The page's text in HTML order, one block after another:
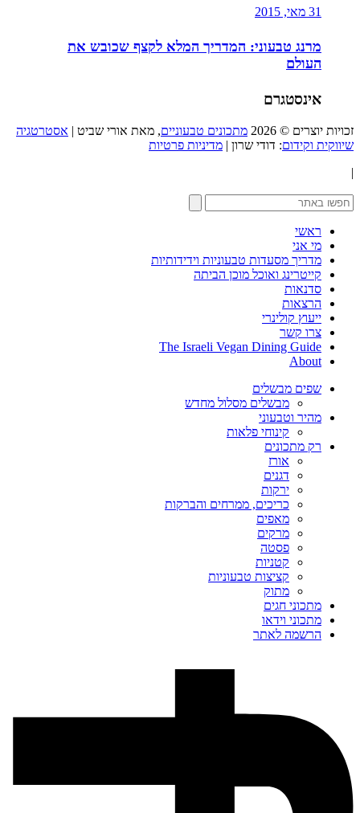
31 מאי, 2015
מרנג טבעוני: המדריך המלא לקצף שכובש את
העולם
אינסטגרם
זכויות יוצרים © 2026 מתכונים טבעוניים, מאת אורי שביט | אסטרטגיה
שיווקית וקידום: דודי שרון | מדיניות פרטיות
|
ראשי
מי אני
מדריך מסעדות טבעוניות וידידותיות
קייטרינג ואוכל מוכן הביתה
סדנאות
הרצאות
ייעוץ קולינרי
צרו קשר
The Israeli Vegan Dining Guide
About
שפים מבשלים
מבשלים מסלול מחדש
מהיר וטבעוני
קינוחי פלאות
רק מתכונים
אורז
דגנים
ירקות
כריכים, ממרחים והברקות
מאפים
מרקים
פסטה
קטניות
קציצות טבעוניות
מתוק
מתכוני חגים
מתכוני וידאו
הרשמה לאתר